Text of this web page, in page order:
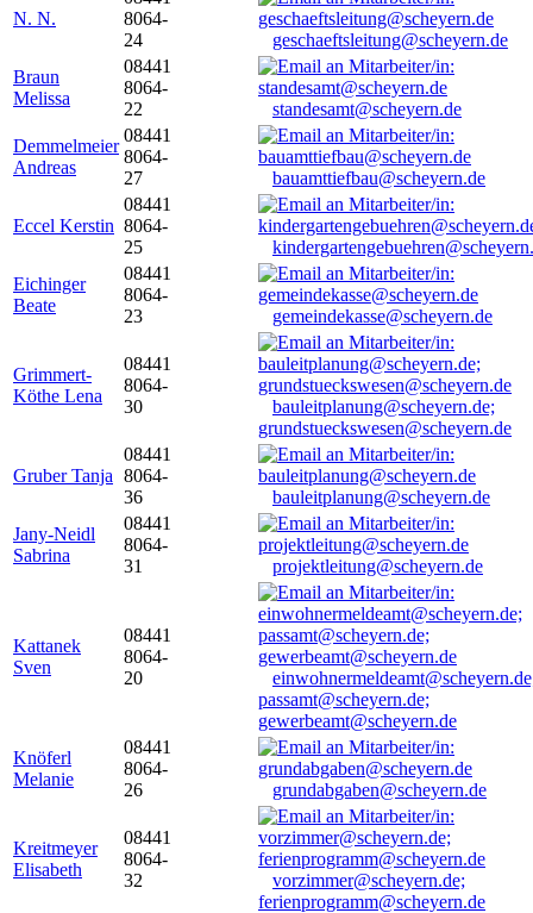
N. N.
8064-
24
geschaeftsleitung@scheyern.de
Braun
Melissa
08441
8064-
22
standesamt@scheyern.de
Demmelmeier
Andreas
08441
8064-
27
bauamttiefbau@scheyern.de
Eccel Kerstin
08441
8064-
25
Eichinger
Beate
08441
8064-
23
gemeindekasse@scheyern.de
Grimmert-
Köthe Lena
08441
8064-
30
bauleitplanung@scheyern.de;
grundstueckswesen@scheyern.de
Gruber Tanja
08441
8064-
36
bauleitplanung@scheyern.de
Jany-Neidl
Sabrina
08441
8064-
31
projektleitung@scheyern.de
Kattanek
Sven
08441
8064-
20
passamt@scheyern.de;
gewerbeamt@scheyern.de
Knöferl
Melanie
08441
8064-
26
grundabgaben@scheyern.de
Kreitmeyer
Elisabeth
08441
8064-
32
vorzimmer@scheyern.de;
ferienprogramm@scheyern.de